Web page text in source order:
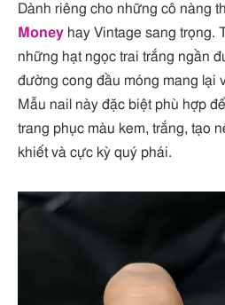
Dành riêng cho những cô nàng
Money hay Vintage sang trọng.
những hạt ngọc trai trắng ngần
đường cong đầu móng mang lại
Mẫu nail này đặc biệt phù hợp
trang phục màu kem, trắng, tạo
khiết và cực kỳ quý phái.